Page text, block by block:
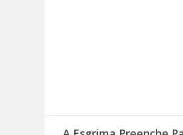
(RE) PENSAMENTOS